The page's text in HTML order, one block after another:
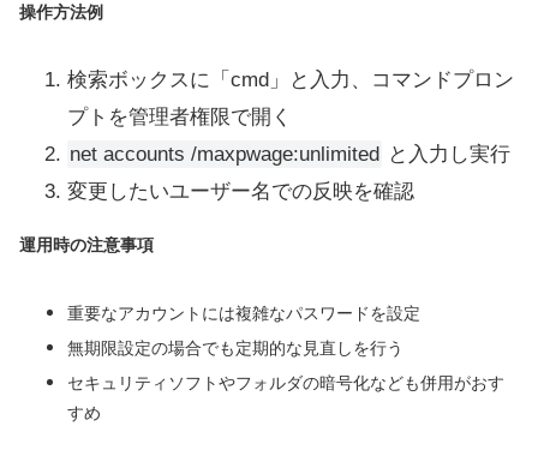
操作方法例
検索ボックスに「cmd」と入力、コマンドプロン
プトを管理者権限で開く
net accounts /maxpwage:unlimited と入力し実行
変更したいユーザー名での反映を確認
運用時の注意事項
重要なアカウントには複雑なパスワードを設定
無期限設定の場合でも定期的な見直しを行う
セキュリティソフトやフォルダの暗号化なども併用がおす
すめ